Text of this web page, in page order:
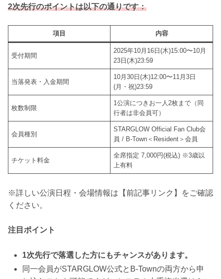
2次先行のポイントは以下の通りです：
項目 内容
受付期間
2025年10月16日(木)15:00〜10月
23日(木)23:59
当落発表・入金期間
10月30日(木)12:00〜11月3日
(月・祝)23:59
枚数制限
1公演につきお一人2枚まで（同
行者は非会員可）
会員種別
STARGLOW Official Fan Club会
員 / B-Town＜Resident＞会員
チケット料金
全席指定 7,000円(税込) ※3歳以
上有料
※詳しい公演日程・会場情報は【前記事リンク】をご確認
ください。
注目ポイント
1次先行で落選した方にもチャンスがあります。
同一会員がSTARGLOW公式とB-Townの両方から申